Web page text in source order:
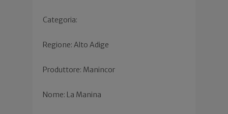
Categoria:
Regione: Alto Adige
Produttore: Manincor
Nome: La Manina